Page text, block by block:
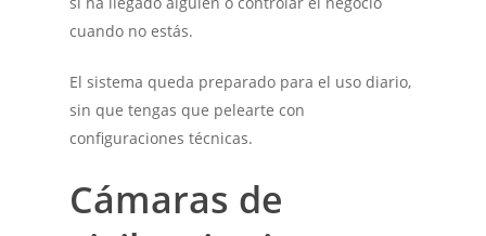
cuando no estás.
El sistema queda preparado para el uso diario,
sin que tengas que pelearte con
configuraciones técnicas.
Cámaras de